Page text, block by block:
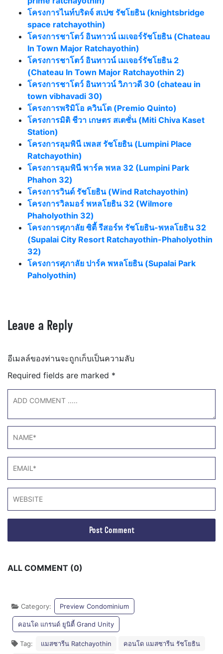
โครงการไนท์บริดจ์ สเปซ รัชโยธิน (knightsbridge
space ratchayothin)
โครงการชาโตว์ อินทาวน์ เมเจอร์รัชโยธิน (Chateau
In Town Major Ratchayothin)
โครงการชาโตว์ อินทาวน์ เมเจอร์รัชโยธิน 2
(Chateau In Town Major Ratchayothin 2)
โครงการชาโตว์ อินทาวน์ วิภาวดี 30 (chateau in
town vibhavadi 30)
โครงการพริมิโอ ควินโต (Premio Quinto)
โครงการมิติ ชีวา เกษตร สเตชั่น (Miti Chiva Kaset
Station)
โครงการลุมพินี เพลส รัชโยธิน (Lumpini Place
Ratchayothin)
โครงการลุมพินี พาร์ค พหล 32 (Lumpini Park
Phahon 32)
โครงการวินด์ รัชโยธิน (Wind Ratchayothin)
โครงการวิลมอร์ พหลโยธิน 32 (Wilmore
Phaholyothin 32)
โครงการศุภาลัย ซิตี้ รีสอร์ท รัชโยธิน-พหลโยธิน 32
(Supalai City Resort Ratchayothin-Phaholyothin
32)
โครงการศุภาลัย ปาร์ค พหลโยธิน (Supalai Park
Paholyothin)
Leave a Reply
อีเมลล์ของท่านจะถูกเก็บเป็นความลับ
Required fields are marked *
ALL COMMENT (0)
Category: Preview Condominium
คอนโด แกรนด์ ยูนิตี้ Grand Unity
Tag: แมสซารีน Ratchayothin คอนโด แมสซารีน รัชโยธิน